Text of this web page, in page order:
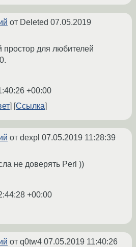
от Deleted 07.05.2019
простор для любителей
+00:00
Ссылка
от dexpl 07.05.2019 11:28:39
не доверять Perl ))
+00:00
от q0tw4 07.05.2019 11:40:26